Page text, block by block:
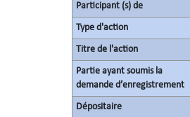
Participant (s) de
Type d'action
Titre de l'action
Partie ayant soumis la
demande d’enregistrement
Dépositaire